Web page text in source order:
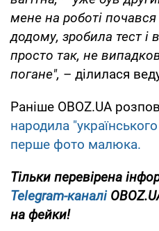
мене на роботі
додому, зробила тест
просто так, не
погане", – ділилася
Раніше OBOZ.UA
народила
перше фото малюка.
Тільки перевірена
Telegram-каналі
на фейки!